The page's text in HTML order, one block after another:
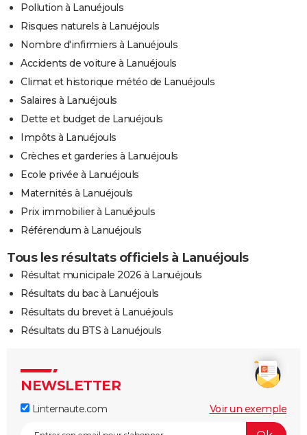
Pollution à Lanuéjouls
Risques naturels à Lanuéjouls
Nombre d'infirmiers à Lanuéjouls
Accidents de voiture à Lanuéjouls
Climat et historique météo de Lanuéjouls
Salaires à Lanuéjouls
Dette et budget de Lanuéjouls
Impôts à Lanuéjouls
Crèches et garderies à Lanuéjouls
Ecole privée à Lanuéjouls
Maternités à Lanuéjouls
Prix immobilier à Lanuéjouls
Référendum à Lanuéjouls
Tous les résultats officiels à Lanuéjouls
Résultat municipale 2026 à Lanuéjouls
Résultats du bac à Lanuéjouls
Résultats du brevet à Lanuéjouls
Résultats du BTS à Lanuéjouls
NEWSLETTER
Linternaute.com Voir un exemple